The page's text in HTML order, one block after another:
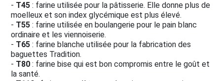
- T45 : farine utilisée pour la pâtisserie. Elle donne plus de
moelleux et son index glycémique est plus élevé.
- T55 : farine utilisée en boulangerie pour le pain blanc
ordinaire et les viennoiserie.
- T65 : farine blanche utilisée pour la fabrication des
baguettes Tradition.
- T80 : farine bise qui est bon compromis entre le goût et
la santé.